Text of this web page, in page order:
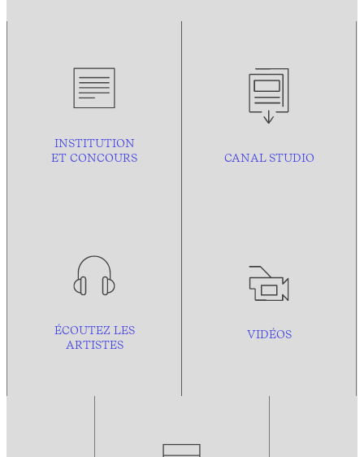
INSTITUTION
ET CONCOURS
CANAL STUDIO
ÉCOUTEZ LES
ARTISTES
VIDÉOS